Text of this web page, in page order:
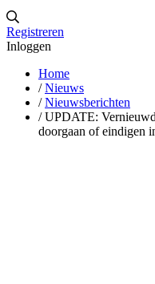
Registreren
Inloggen
Home
/ Nieuws
/ Nieuwsberichten
/ UPDATE:
doorgaan of eindigen